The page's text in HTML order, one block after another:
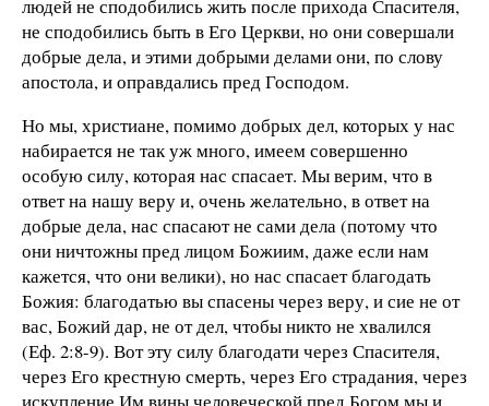
людей не сподобились жить после прихода Спасителя,
не сподобились быть в Его Церкви, но они совершали
добрые дела, и этими добрыми делами они, по слову
апостола, и оправдались пред Господом.
Но мы, христиане, помимо добрых дел, которых у нас
набирается не так уж много, имеем совершенно
особую силу, которая нас спасает. Мы верим, что в
ответ на нашу веру и, очень желательно, в ответ на
добрые дела, нас спасают не сами дела (потому что
они ничтожны пред лицом Божиим, даже если нам
кажется, что они велики), но нас спасает благодать
Божия: благодатью вы спасены через веру, и сие не от
вас, Божий дар, не от дел, чтобы никто не хвалился
(Еф. 2:8-9). Вот эту силу благодати через Спасителя,
через Его крестную смерть, через Его страдания, через